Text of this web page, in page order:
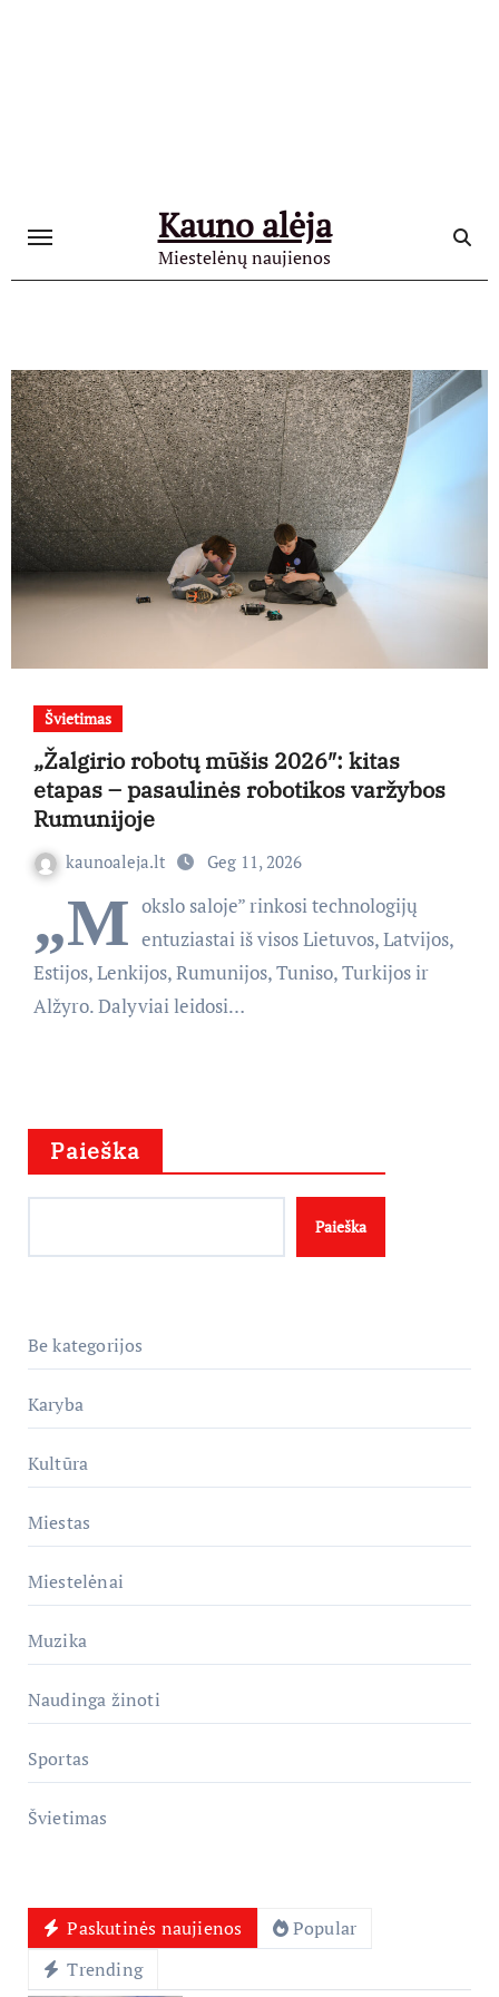
Kauno alėja
Miestelėnų naujienos
Švietimas
„Žalgirio robotų mūšis 2026″: kitas
etapas – pasaulinės robotikos varžybos
Rumunijoje
kaunoaleja.lt Geg 11, 2026
„M okslo saloje” rinkosi technologijų
entuziastai iš visos Lietuvos, Latvijos,
Estijos, Lenkijos, Rumunijos, Tuniso, Turkijos ir
Alžyro. Dalyviai leidosi…
Paieška
Paieška
Be kategorijos
Karyba
Kultūra
Miestas
Miestelėnai
Muzika
Naudinga žinoti
Sportas
Švietimas
Paskutinės naujienos
Popular
Trending